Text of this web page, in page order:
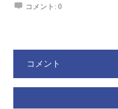
コメント: 0
コメント